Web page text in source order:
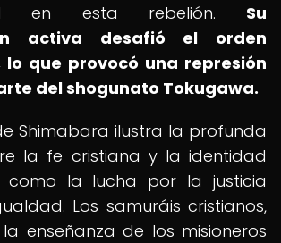
en esta rebelión. Su
activa desafió el orden
lo que provocó una represión
del shogunato Tokugawa.
Shimabara ilustra la profunda
la fe cristiana y la identidad
como la lucha por la justicia
Los samuráis cristianos,
enseñanza de los misioneros